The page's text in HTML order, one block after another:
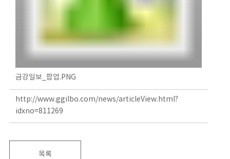
금강일보_팝업.PNG
http://www.ggilbo.com/news/articleView.html?
idxno=811269
목록